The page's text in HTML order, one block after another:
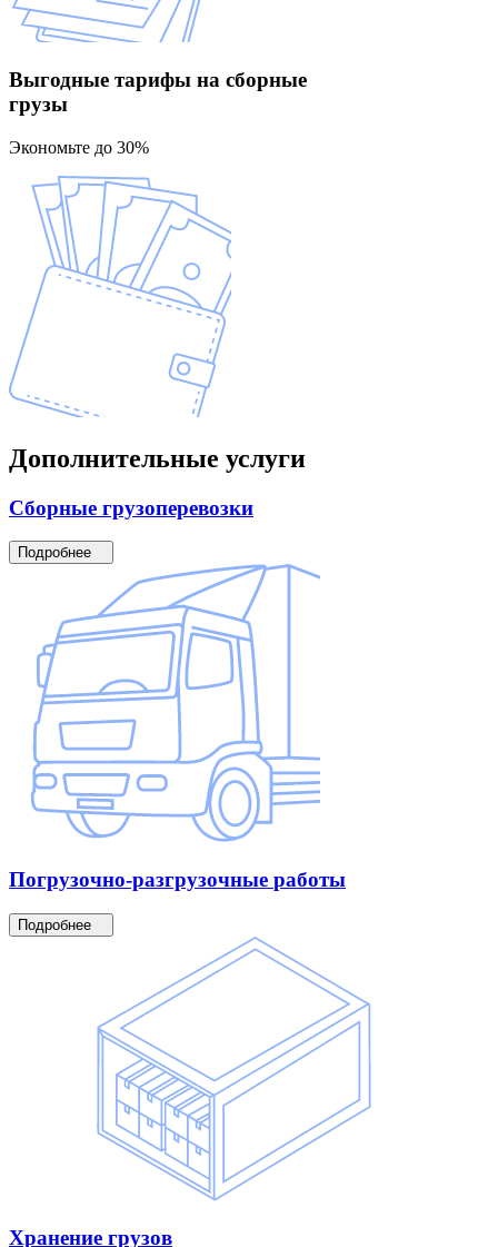
Выгодные тарифы на сборные
грузы
Экономьте до 30%
Дополнительные услуги
Сборные грузоперевозки
Подробнее
Погрузочно-разгрузочные работы
Подробнее
Хранение грузов